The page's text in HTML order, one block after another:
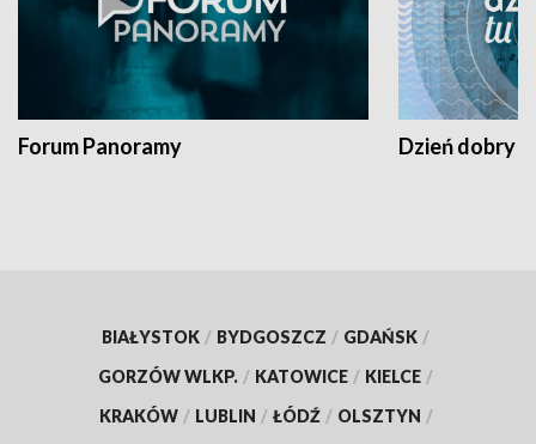
Forum Panoramy Dzień dobry
BIAŁYSTOK / BYDGOSZCZ / GDAŃSK /
GORZÓW WLKP. / KATOWICE / KIELCE /
KRAKÓW / LUBLIN / ŁÓDŹ / OLSZTYN /